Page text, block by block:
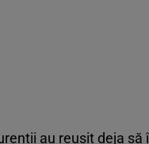
au reușit deja